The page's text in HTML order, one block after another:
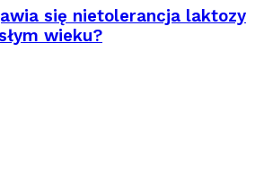
się nietolerancja laktozy
wieku?